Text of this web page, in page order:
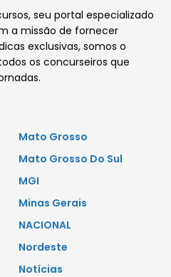
seu portal especializado
a missão de fornecer
exclusivas, somos o
os concurseiros que
Mato Grosso
Mato Grosso Do Sul
MGI
Minas Gerais
NACIONAL
Nordeste
Notícias